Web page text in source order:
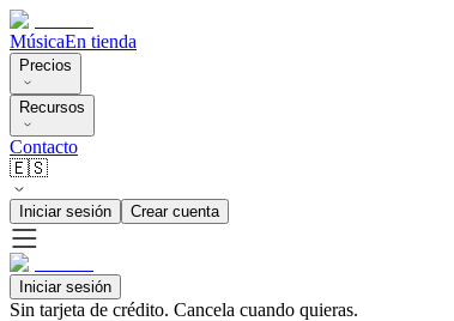
MúsicaEn tienda
Precios
Recursos
Contacto
🇪🇸
Iniciar sesión Crear cuenta
Iniciar sesión
Sin tarjeta de crédito. Cancela cuando quieras.